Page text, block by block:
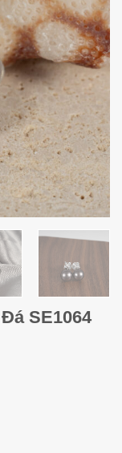
SE1064